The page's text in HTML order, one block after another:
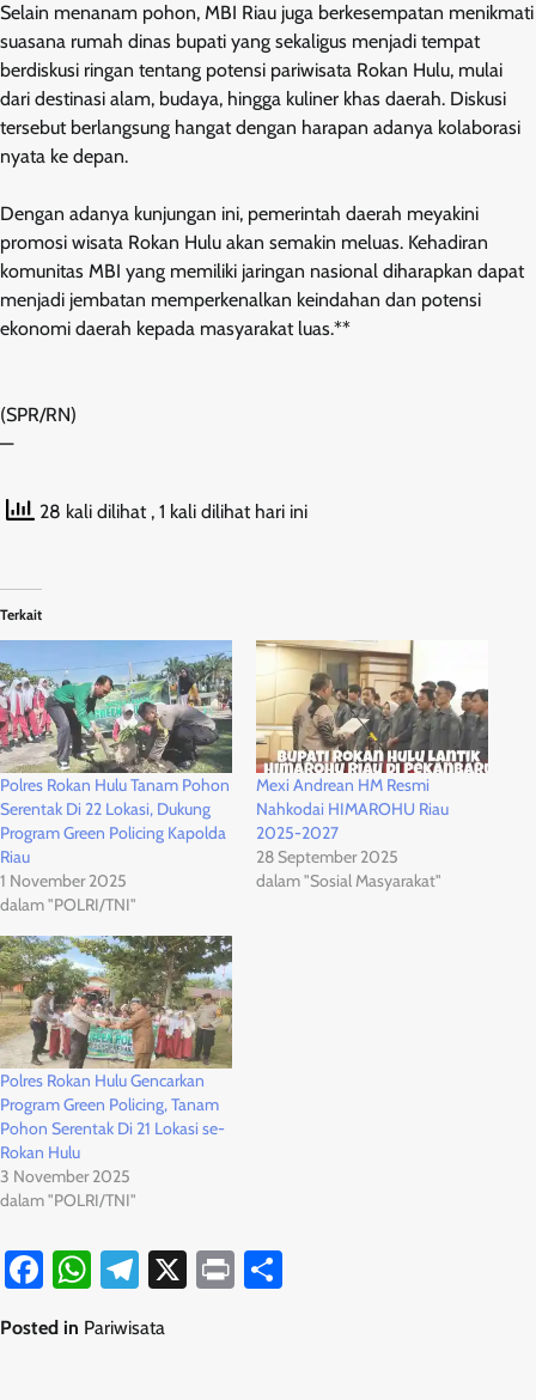
Selain menanam pohon, MBI Riau juga berkesempatan menikmati
suasana rumah dinas bupati yang sekaligus menjadi tempat
berdiskusi ringan tentang potensi pariwisata Rokan Hulu, mulai
dari destinasi alam, budaya, hingga kuliner khas daerah. Diskusi
tersebut berlangsung hangat dengan harapan adanya kolaborasi
nyata ke depan.
Dengan adanya kunjungan ini, pemerintah daerah meyakini
promosi wisata Rokan Hulu akan semakin meluas. Kehadiran
komunitas MBI yang memiliki jaringan nasional diharapkan dapat
menjadi jembatan memperkenalkan keindahan dan potensi
ekonomi daerah kepada masyarakat luas.**
(SPR/RN)
—
28 kali dilihat , 1 kali dilihat hari ini
Terkait
Polres Rokan Hulu Tanam Pohon
Serentak Di 22 Lokasi, Dukung
Program Green Policing Kapolda
Riau
1 November 2025
dalam "POLRI/TNI"
Mexi Andrean HM Resmi
Nahkodai HIMAROHU Riau
2025-2027
28 September 2025
dalam "Sosial Masyarakat"
Polres Rokan Hulu Gencarkan
Program Green Policing, Tanam
Pohon Serentak Di 21 Lokasi se-
Rokan Hulu
3 November 2025
dalam "POLRI/TNI"
Facebook
WhatsApp
Telegram
X Print
Posted in Pariwisata